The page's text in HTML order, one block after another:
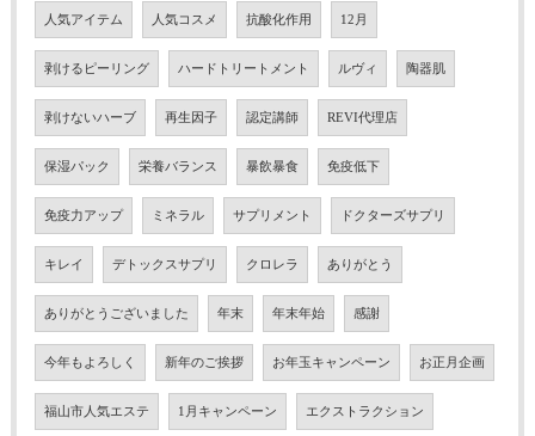
人気アイテム 人気コスメ 抗酸化作用 12月
剥けるピーリング ハードトリートメント ルヴィ 陶器肌
剥けないハーブ 再生因子 認定講師 REVI代理店
保湿パック 栄養バランス 暴飲暴食 免疫低下
免疫力アップ ミネラル サプリメント ドクターズサプリ
キレイ デトックスサプリ クロレラ ありがとう
ありがとうございました 年末 年末年始 感謝
今年もよろしく 新年のご挨拶 お年玉キャンペーン お正月企画
福山市人気エステ 1月キャンペーン エクストラクション